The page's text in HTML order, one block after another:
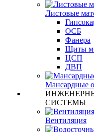
Листовые
ОСБ
Фанера
Щиты
ЦСП
ДВП
Мансардные
СИСТЕМЫ
Вентиляция